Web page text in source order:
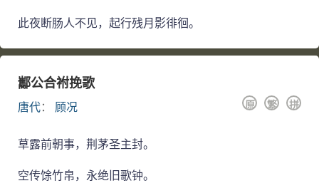
此夜断肠人不见，起行残月影徘徊。
酅公合祔挽歌
唐代： 顾况 拼
繁
原
草露前朝事，荆茅圣主封。
空传馀竹帛，永绝旧歌钟。